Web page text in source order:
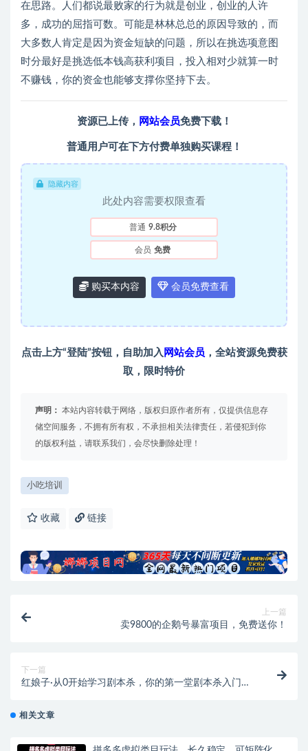
在思路。人们都说最败家的行为就是创业，创业的人许
多，成功的屈指可数。可能是林林总总的原因导致的，而
大多数人肯定是因为资金短缺的问题，所以在挑选项意图
时分最好是挑选低本钱高获利项目，投入相对少就算一时
不赚钱，你的资金也能够支撑你坚持下去。
资源已上传， 网站会员免费下载！
普通用户可在下方付费单独购买课程！
隐藏内容
此处内容需要权限查看
普通 9.8积分
会员 免费
购买本内容 会员免费查看
点击上方“登陆”按钮，自助加入 网站会员 ，全站资源免费获
取，限时特价
声明： 本站内容转载于网络，版权归原作者所有，仅提供信息存
储空间服务，不拥有所有权，不承担相关法律责任，若侵犯到你
的版权利益，请联系我们，会尽快删除处理！
小吃培训
收藏 链接
上一篇
卖9800的企鹅号暴富项目，免费送你！
下一篇
红娘子·从0开始学习剧本杀，你的第一堂剧本杀入门课
相关文章